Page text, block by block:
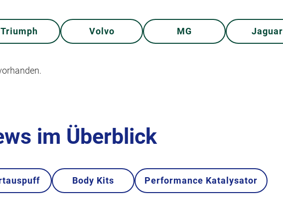
Triumph Volvo MG Jaguar
im Überblick
Body Kits Performance Katalysator